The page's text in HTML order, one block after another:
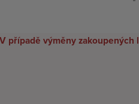
případě výměny